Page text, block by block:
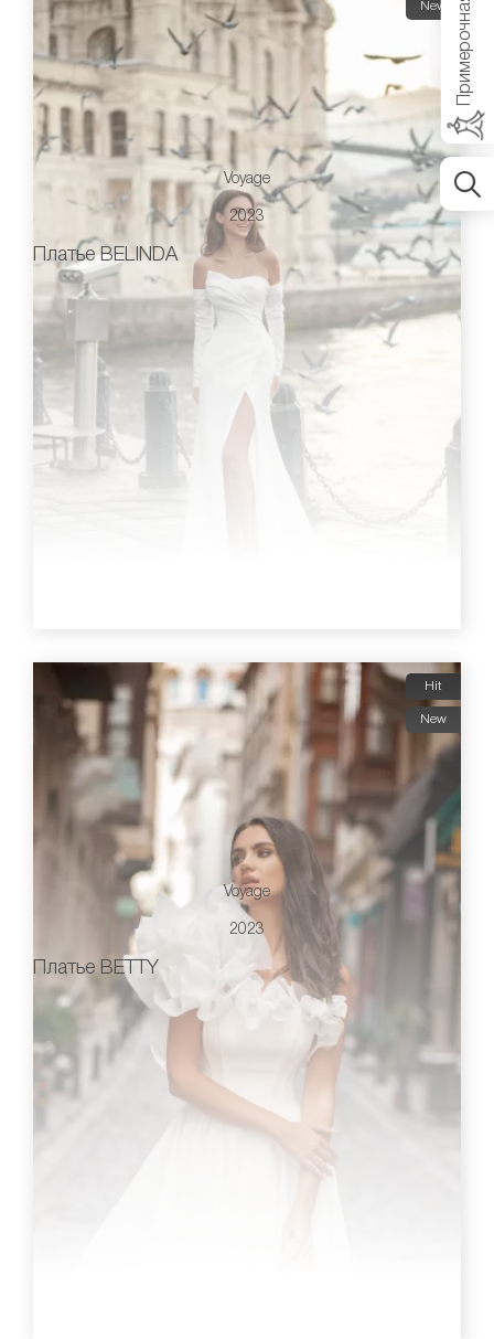
Примерочная
New
Voyage
2023
Платье BELINDA
Hit
New
Voyage
2023
Платье BETTY